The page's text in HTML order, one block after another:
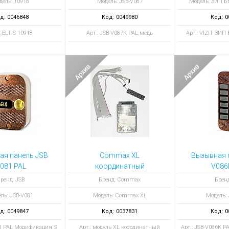
0046848
ELTIS 10918
Код: 0049980
Арт.: JSB-V087K PAL медь
Код:
Арт.: VIZIT ЗИП
панель JSB
PAL
S
JSB
JSB-V081
0049847
PAL Модификация S
Commax XL
координатный
внешний модуль
сопряжения
Бренд: Commax
Модель: Commax XL
Код: 0037831
Арт.: модуль XL координатный
Вызывная
Модель:
Код:
Арт.: JSB-V086К